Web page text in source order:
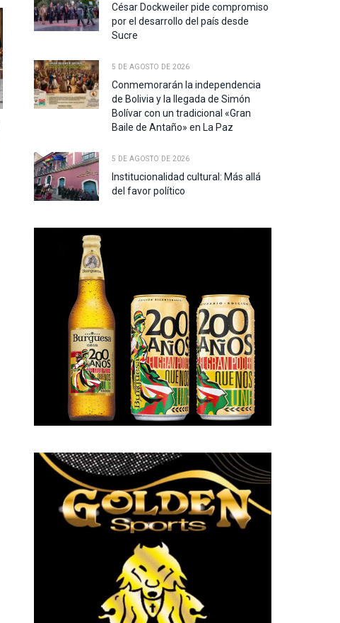
César Dockweiler pide compromiso
por el desarrollo del país desde
Sucre
5 DE AGOSTO DE 2026
Conmemorarán la independencia
de Bolivia y la llegada de Simón
Bolívar con un tradicional «Gran
Baile de Antaño» en La Paz
5 DE AGOSTO DE 2026
Institucionalidad cultural: Más allá
del favor político